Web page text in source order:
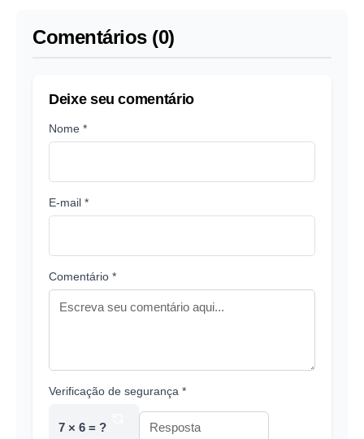
Comentários (0)
Deixe seu comentário
Nome *
E-mail *
Comentário *
Verificação de segurança *
7 × 6 = ?